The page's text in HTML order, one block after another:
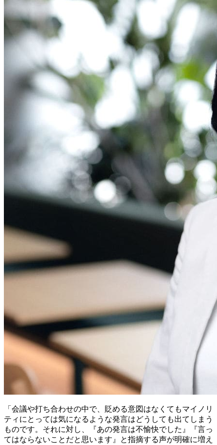
「会議や打ち合わせの中で、貶める意図はなくてもマイノリ
ティにとっては気になるような発言はどうしても出てしまう
ものです。それに対し、『あの発言は不愉快でした』『言っ
てはならないことだと思います』と指摘する声が明確に増え